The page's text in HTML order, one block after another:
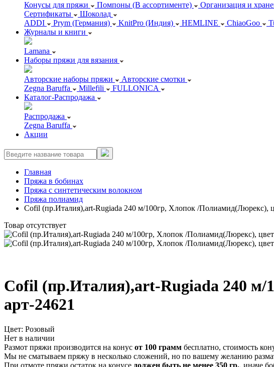
Конусы для пряжи Помпоны (В ассортименте) Организация и
Сертификаты
Шоколад
ADDI
Prym (Германия) KnitPro (Индия) HEMLINE ChiaoGoo
Журналы и книги
Lamana
Наборы пряжи для вязания
Авторские наборы пряжи
Авторские смотки
Zegna Baruffa
Millefili
FULLONICA
Каталог-Распродажа
Распродажа
Zegna Baruffa
Акции
Главная
Пряжа в бобинах
Пряжа с синтетическим волокном
Пряжа полиамид
Cofil (пр.Италия),art-Rugiada 240 м/100гр, Хлопок /Полиамид(Люрекс),
Товар отсутствует
Cofil (пр.Италия),art-Rugiada 240
арт-24621
Цвет: Розовый
Нет в наличии
Размот пряжи производится на конус от 100 грамм бесплатно, стоимость
Мы не сматываем пряжу в несколько сложений, но по вашему желанию
При отмоте пряжи остаток на конусе должен быть не менее 350 гр., иначе